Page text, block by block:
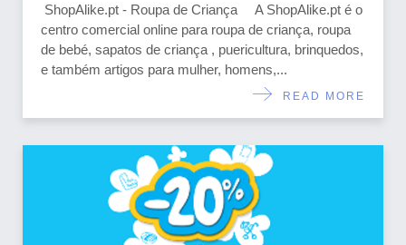
ShopAlike.pt - Roupa de Criança A ShopAlike.pt é o
centro comercial online para roupa de criança, roupa
de bebé, sapatos de criança , puericultura, brinquedos,
e também artigos para mulher, homens,...
READ MORE